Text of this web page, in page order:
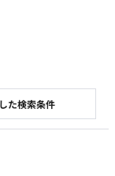
た検索条件